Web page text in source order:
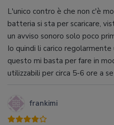
L'unico contro è che non c'è
batteria si sta per scaricare,
un avviso sonoro solo poco
Io quindi li carico
questo mi basta per fare in
utilizzabili per circa 5-6 ore a
frankimi